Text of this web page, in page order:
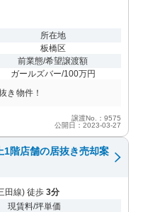
所在地
板橋区
前業態/希望譲渡額
ガールズバー/100万円
き物件！
譲渡No.：9575
公開日：2023-03-27
1階店舗の居抜き売却案
田線) 徒歩 3分
現賃料/坪単価